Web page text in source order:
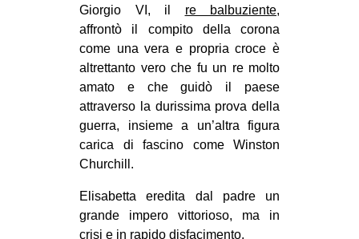
Giorgio VI, il re balbuziente,
affrontò il compito della corona
come una vera e propria croce è
altrettanto vero che fu un re molto
amato e che guidò il paese
attraverso la durissima prova della
guerra, insieme a un’altra figura
carica di fascino come Winston
Churchill.
Elisabetta eredita dal padre un
grande impero vittorioso, ma in
crisi e in rapido disfacimento.